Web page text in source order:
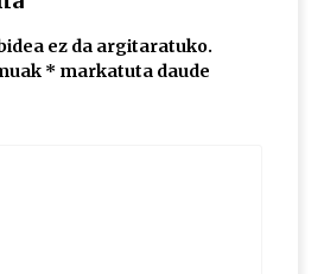
03
#297: Bide, Boards Of Canada, Somak,
ez da argitaratuko.
* markatuta daude